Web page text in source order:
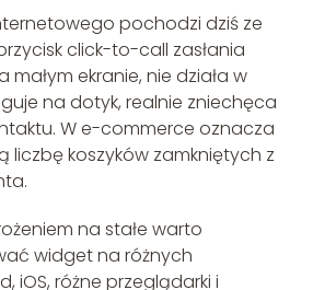
pochodzi dziś ze
click-to-call zasłania
ekranie, nie działa w
na dotyk, realnie zniechęca
W e-commerce oznacza
liczbę koszyków zamkniętych z
na stałe warto
widget na różnych
iOS, różne przeglądarki i